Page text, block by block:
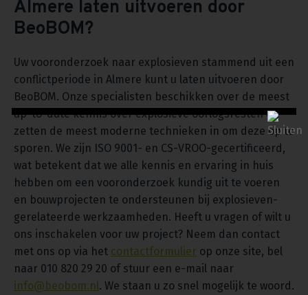
Almere laten uitvoeren door
BeoBOM?
Uw vooronderzoek naar explosieven stammend uit een
conflictperiode in Almere kunt u laten uitvoeren door
BeoBOM. Onze specialisten beschikken over de meest
up-to-date kennis over explosieve oorlogsresten en
zetten de meest moderne technieken in om deze op te
sporen. We zijn ISO 9001- en CS-VROO-gecertificeerd,
wat betekent dat we alle kennis en ervaring in huis
hebben om een vooronderzoek kundig uit te voeren
en bouwprojecten te ondersteunen bij explosieven-
gerelateerde werkzaamheden. Heeft u vragen of wilt u
ons inschakelen voor uw project? Neem dan contact
met ons op via het contactformulier op onze site, bel
naar 010 820 29 20 of stuur een e-mail naar
info@beobom.nl. We staan u zo snel mogelijk te woord.